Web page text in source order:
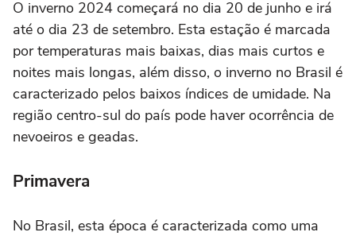
O inverno 2024 começará no dia 20 de junho e irá
até o dia 23 de setembro. Esta estação é marcada
por temperaturas mais baixas, dias mais curtos e
noites mais longas, além disso, o inverno no Brasil é
caracterizado pelos baixos índices de umidade. Na
região centro-sul do país pode haver ocorrência de
nevoeiros e geadas.
Primavera
No Brasil, esta época é caracterizada como uma